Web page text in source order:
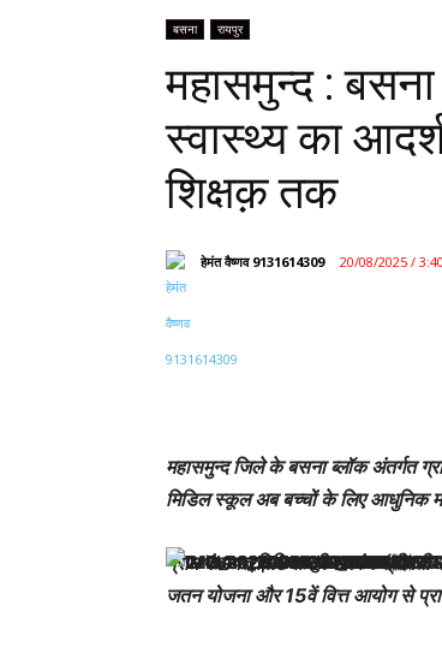
बसना रायपुर
महासमुन्द : बसना
स्वास्थ्य का
शिक्षक़ तक
हेमंत वैष्णव 9131614309 20/08/2025 /
महासमुन्द जिले के बसना ब्लॉक अंतर्गत
मिडिल स्कूल अब बच्चों के लिए आधुनिक
ग्राम पंचायत बिछिया की सरपंच
जतन योजना और 15वें वित्त आयोग से